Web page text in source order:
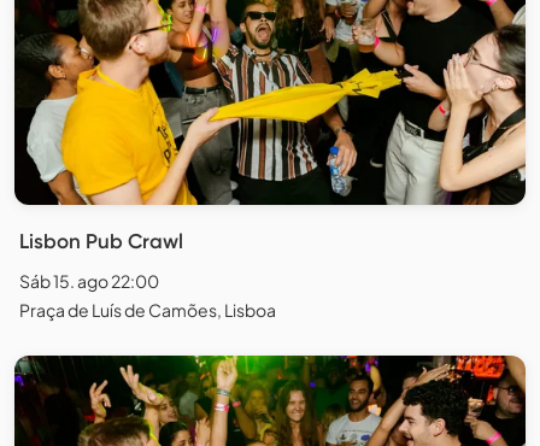
Lisbon Pub Crawl
Sáb 15. ago 22:00
Praça de Luís de Camões, Lisboa